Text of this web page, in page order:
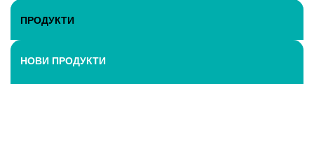
ПРОДУКТИ
НОВИ ПРОДУКТИ